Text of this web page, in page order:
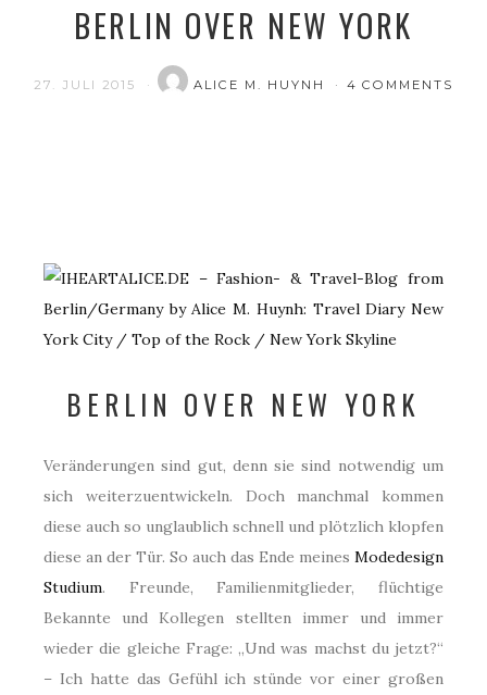
BERLIN OVER NEW YORK
27. JULI 2015 ALICE M. HUYNH 4 COMMENTS
BERLIN OVER NEW YORK
Veränderungen sind gut, denn sie sind notwendig um
sich weiterzuentwickeln. Doch manchmal kommen
diese auch so unglaublich schnell und plötzlich klopfen
diese an der Tür. So auch das Ende meines Modedesign
Studium. Freunde, Familienmitglieder, flüchtige
Bekannte und Kollegen stellten immer und immer
wieder die gleiche Frage: „Und was machst du jetzt?“
– Ich hatte das Gefühl ich stünde vor einer großen